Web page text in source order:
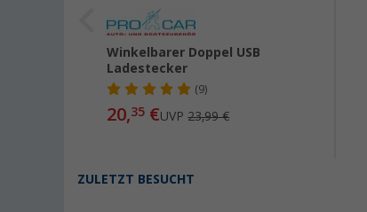
Winkelbarer Doppel USB
Ladestecker
(9)
20,35 €UVP23,99 €
ZULETZT BESUCHT